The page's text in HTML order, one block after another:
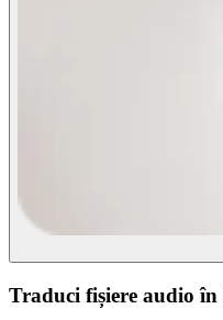
Traduci fișiere audio